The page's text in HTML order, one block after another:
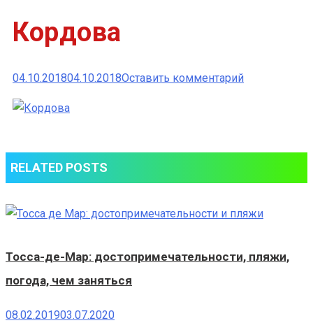
Кордова
04.10.201804.10.2018Оставить комментарийк
RELATED POSTS
Тосса-де-Мар: достопримечательности, пляжи,
погода, чем заняться
08.02.201903.07.2020